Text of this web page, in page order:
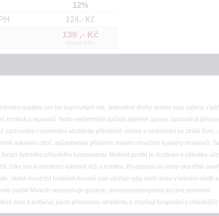
12%
124,- Kč
139 ,- Kč
včetně DPH
partiklu pro lov kaprovitých ryb. Jednotlivé druhy semen jsou vařeny v
zrnitostí a lepivostí. Tento nejšetrnější způsob tepelné úpravy zachovává
zachována i maximální atraktivita přírodních složek a nedochází ke ztrátě živin,
nakyslou chuť, způsobenou přidáním malého množství kyseliny mravenčí.
šetrného přírodního konzervantu. Method partikl je dodáván v několika
Díky své konzistenci výborně drží v krmítku. Po dopadu do vody okamžitě
Velké množství hrubších kousků pak udržuje ryby delší dobu v lovném místě a
partikl Mivardi neobsahuje glycerin, monopropylenglykol ani jiné podobné
zrna a potlačují jejich přirozenou atraktivitu a zhoršují fungování v chladnější